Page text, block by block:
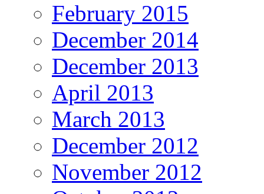
February 2015
December 2014
December 2013
April 2013
March 2013
December 2012
November 2012